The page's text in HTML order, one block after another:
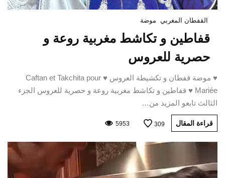
القفطان المغربي موضة
قفاطين و تكاشط مغربية روعة و
حصرية للعروس
♥ موضة قفطان و تكشيطة العروس ♥ Caftan et Takchita pour
Mariée ♥ قفاطين و تكاشط مغربية روعة و حصرية للعروس الجزء
الثالث تابعو المزيد من…
قراءة المقال 309
5953